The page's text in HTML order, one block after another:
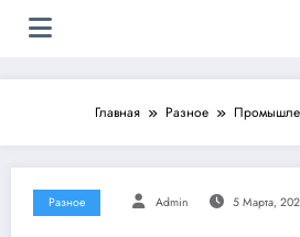
Главная Разное
Разное Admin 5 Марта,